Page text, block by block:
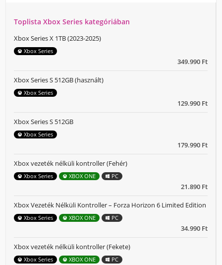
Toplista Xbox Series kategóriában
349.990 Ft
Xbox Series X 1TB (2023-2025)
Xbox Series
129.990 Ft
Xbox Series S 512GB (használt)
Xbox Series
179.990 Ft
Xbox Series S 512GB
Xbox Series
21.890 Ft
Xbox vezeték nélküli kontroller (Fehér)
Xbox Series XBOX ONE PC
34.990 Ft
Xbox Vezeték Nélküli Kontroller – Forza Horizon 6 Limited Edition
Xbox Series XBOX ONE PC
Xbox vezeték nélküli kontroller (Fekete)
Xbox Series XBOX ONE PC